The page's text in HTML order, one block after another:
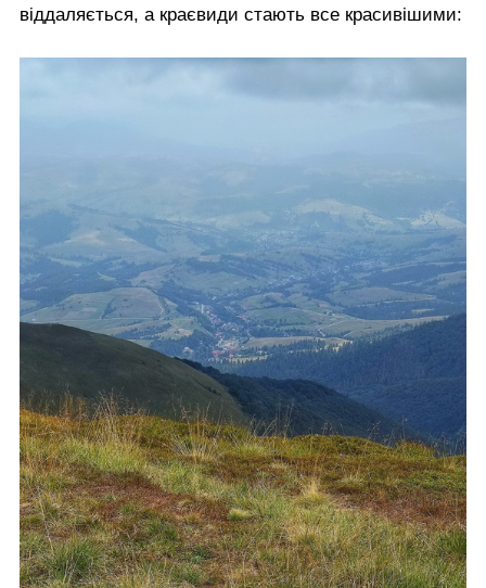
віддаляється, а краєвиди стають все красивішими: